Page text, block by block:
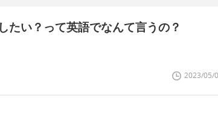
たい？って英語でなんて言うの？
2023/05/